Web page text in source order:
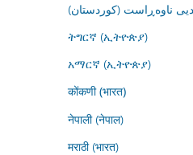
ناوەڕاست (کوردستان)
ትግርኛ (ኢትዮጵያ)
አማርኛ (ኢትዮጵያ)
कोंकणी (भारत)
नेपाली (नेपाल)
मराठी (भारत)